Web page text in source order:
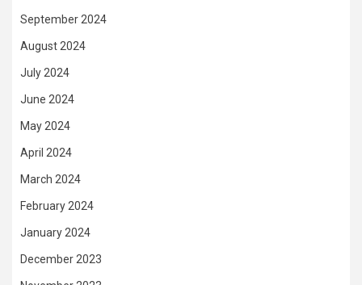
September 2024
August 2024
July 2024
June 2024
May 2024
April 2024
March 2024
February 2024
January 2024
December 2023